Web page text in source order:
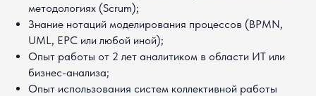
методологиях (Scrum);
Знание нотаций моделирования процессов (BPMN,
UML, EPC или любой иной);
Опыт работы от 2 лет аналитиком в области ИТ или
бизнес-анализа;
Опыт использования систем коллективной работы